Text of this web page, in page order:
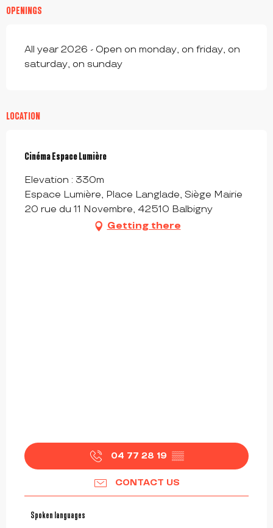
OPENINGS
All year 2026 - Open on monday, on friday, on
saturday, on sunday
LOCATION
Cinéma Espace Lumière
Elevation : 330m
Espace Lumière, Place Langlade, Siège Mairie
20 rue du 11 Novembre, 42510 Balbigny
Getting there
04 77 28 19 ▒▒
CONTACT US
Spoken languages
Spoken languages